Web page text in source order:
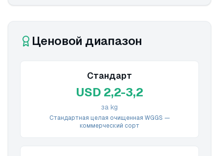
Ценовой диапазон
Стандарт
USD 2,2-3,2
за kg
Стандартная целая очищенная WGGS —
коммерческий сорт